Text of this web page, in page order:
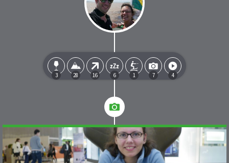
3 28 16 6 1 7 4